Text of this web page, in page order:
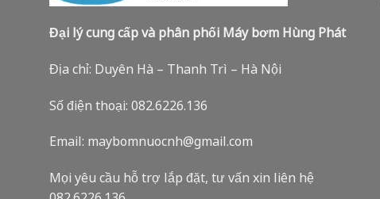
Đại lý cung cấp và phân phối Máy bơm Hùng Phát
Địa chỉ: Duyên Hà – Thanh Trì – Hà Nội
Số điện thoại: 082.6226.136
Email: maybomnuocnh@gmail.com
Mọi yêu cầu hỗ trợ lắp đặt, tư vấn xin liên hệ